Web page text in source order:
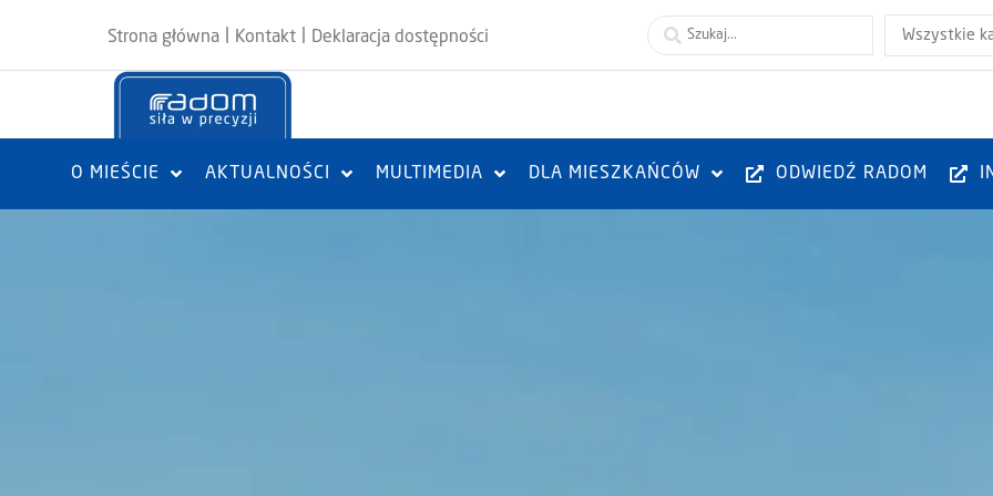
Strona główna Kontakt Deklaracja dostępności Wszystkie
O MIEŚCIE AKTUALNOŚCI MULTIMEDIA DLA MIESZKAŃCÓW ODWIEDŹ RADOM